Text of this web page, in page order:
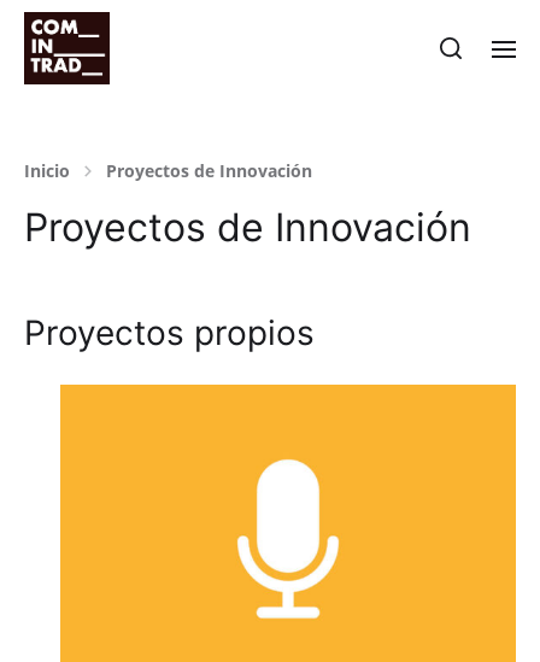
Inicio Proyectos de Innovación
Proyectos de Innovación
Proyectos propios